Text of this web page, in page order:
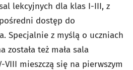
lekcyjnych dla klas I-III, z
dostęp do
Specjalnie z myślą o uczniach
została też mała sala
VIII mieszczą się na pierwszym